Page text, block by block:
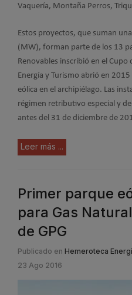
Vaquería, Montaña Perros,
Estos proyectos, que suman
(MW), forman parte de los 13
Renovables inscribió en el
Energía y Turismo abrió en
eólica en el archipiélago. Las
régimen retributivo especial y
antes del 31 de diciembre de
Leer más ...
Primer parque
para Gas
de GPG
Publicado en Hemeroteca
23 Ago 2016